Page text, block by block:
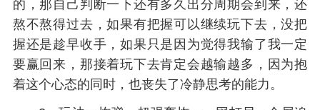
的，那自己判断一下还有多久出分周期会到来，还
熬不熬得过去，如果有把握可以继续玩下去，没把
握还是趁早收手，如果只是因为觉得我输了我一定
要赢回来，那接着玩下去肯定会越输越多，因为抱
着这个心态的同时，也丧失了冷静思考的能力。